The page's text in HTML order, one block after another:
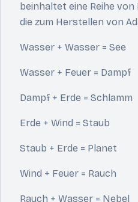
beinhaltet eine Reihe
die zum Herstellen von
Wasser + Wasser = See
Wasser + Feuer = Dampf
Dampf + Erde = Schlamm
Erde + Wind = Staub
Staub + Erde = Planet
Wind + Feuer = Rauch
Rauch + Wasser = Nebel